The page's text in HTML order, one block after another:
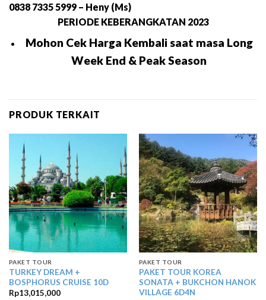
0838 7335 5999 – Heny (Ms)
PERIODE KEBERANGKATAN 2023
Mohon Cek Harga Kembali saat masa Long
Week End & Peak Season
PRODUK TERKAIT
PAKET TOUR
TURKEY DREAM +
BOSPHORUS CRUISE 10D
Rp13,015,000
PAKET TOUR
PAKET TOUR KOREA
SONATA + BUKCHON HANOK
VILLAGE 6D4N